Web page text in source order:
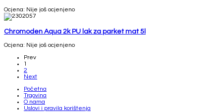
Ocjena: Nije još ocjenjeno
Chromoden Aqua 2k PU lak za parket mat 5l
Ocjena: Nije još ocjenjeno
Prev
1
2
Next
Početna
Trgovina
O nama
Uslovi i pravila korištenja